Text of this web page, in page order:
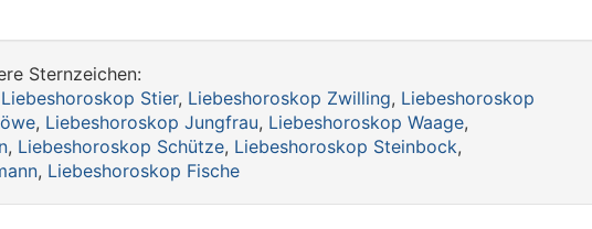
Sternzeichen:
Liebeshoroskop Stier, Liebeshoroskop Zwilling, Liebeshoroskop
, Liebeshoroskop Jungfrau, Liebeshoroskop Waage,
, Liebeshoroskop Schütze, Liebeshoroskop Steinbock,
, Liebeshoroskop Fische